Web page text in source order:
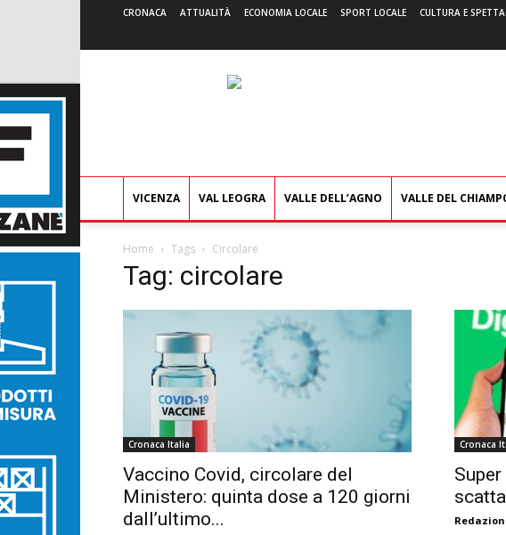
CRONACA ATTUALITÀ ECONOMIA LOCALE SPORT LOCALE CULTURA E
VICENZA VAL LEOGRA VALLE DELL’AGNO VALLE DEL
Home Tags Circolare
Tag: circolare
Cronaca Italia
Vaccino Covid, circolare del
Ministero: quinta dose a 120 giorni
dall’ultimo...
Cronaca